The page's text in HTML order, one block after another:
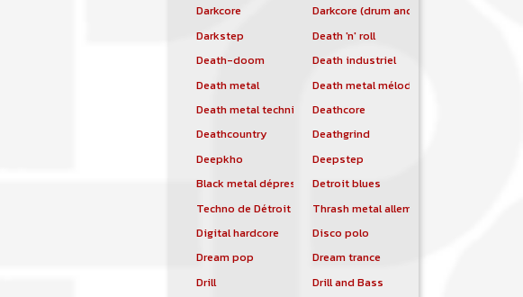
Darkcore
Darkcore (drum and bass)
Darkstep
Death 'n' roll
Death-doom
Death industriel
Death metal
Death metal mélodique
Death metal techniqueDeathcore
Deathcountry
Deathgrind
Deepkho
Deepstep
Black metal dépressif Detroit blues
Techno de Détroit
Thrash metal allemand
Digital hardcore
Disco polo
Dream pop
Dream trance
Drill
Drill and Bass